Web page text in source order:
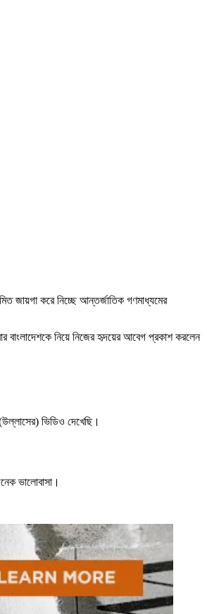
জায়গা করে নিচ্ছে আন্তর্জাতিক গণমাধ্যমের
বাংলাদেশকে নিয়ে নিজের হৃদয়ের আবেগ প্রকাশ করলেন
ভিডিও দেখেছি।
ভালোবাসা।